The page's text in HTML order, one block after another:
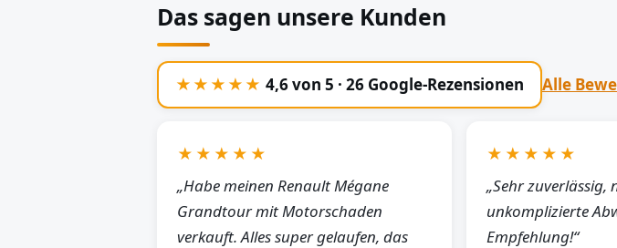
Das sagen unsere Kunden
★★★★★ 4,6 von 5 · 26 Google-Rezensionen Alle
★★★★★
„Habe meinen Renault Mégane
Grandtour mit Motorschaden
verkauft. Alles super gelaufen, das
★★★★★
„Sehr zuverlässig,
unkomplizierte
Empfehlung!“